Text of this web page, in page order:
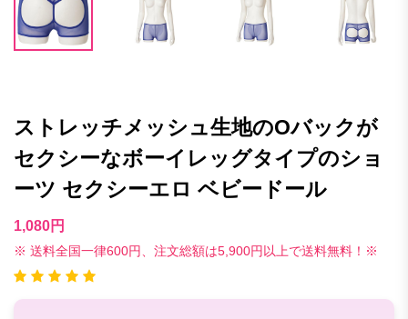
ストレッチメッシュ生地のOバックが
セクシーなボーイレッグタイプのショ
ーツ セクシーエロ ベビードール
1,080円
※ 送料全国一律600円、注文総額は5,900円以上で送料無料！※